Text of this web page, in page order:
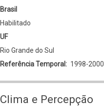
Brasil
Habilitado
UF
Rio Grande do Sul
Referência Temporal
1998-2000
Clima e Percepção